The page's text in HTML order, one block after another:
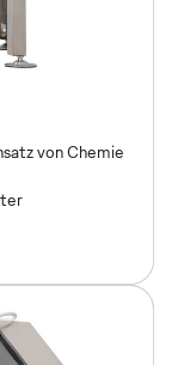
von Chemie
von Chemie